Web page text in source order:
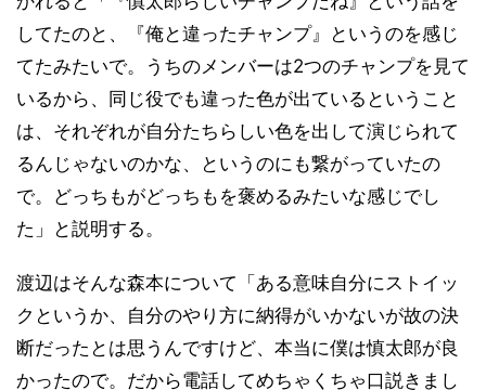
してたのと、『俺と違ったチャンプ』というのを感じ
てたみたいで。うちのメンバーは2つのチャンプを見て
いるから、同じ役でも違った色が出ているということ
は、それぞれが自分たちらしい色を出して演じられて
るんじゃないのかな、というのにも繋がっていたの
で。どっちもがどっちもを褒めるみたいな感じでし
た」と説明する。
渡辺はそんな森本について「ある意味自分にストイッ
クというか、自分のやり方に納得がいかないが故の決
断だったとは思うんですけど、本当に僕は慎太郎が良
かったので。だから電話してめちゃくちゃ口説きまし